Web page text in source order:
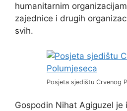
humanitarnim
zajednice i drugih
svih.
Posjeta sjedištu Crvenog
Gospodin Nihat Agiguzel je